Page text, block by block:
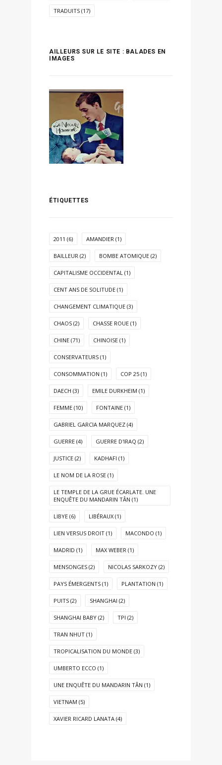
TRADUITS (17)
AILLEURS SUR LE SITE : BALADES EN
IMAGES
ÉTIQUETTES
2011 (6) AMANDIER (1)
BAILLEUR (2) BOMBE ATOMIQUE (2)
CAPITALISME OCCIDENTAL (1)
CENT ANS DE SOLITUDE (1)
CHANGEMENT CLIMATIQUE (3)
CHAOS (2) CHASSE ROUE (1)
CHINE (71) CHINOISE (1)
CONSERVATEURS (1)
CONSOMMATION (1) COP 25 (1)
DAECH (3) EMILE DURKHEIM (1)
FEMME (10) FONTAINE (1)
GABRIEL GARCIA MARQUEZ (4)
GUERRE (4) GUERRE D'IRAQ (2)
JUSTICE (2) KADHAFI (1)
LE NOM DE LA ROSE (1)
LE TEMPLE DE LA GRUE ÉCARLATE. UNE
ENQUÊTE DU MANDARIN TÂN (1)
LIBYE (6) LIBÉRAUX (1)
LIEN VERSUS DROIT (1) MACONDO (1)
MADRID (1) MAX WEBER (1)
MENSONGES (2) NICOLAS SARKOZY (2)
PAYS ÉMERGENTS (1) PLANTATION (1)
PUITS (2) SHANGHAI (2)
SHANGHAI BABY (2) TPI (2)
TRAN NHUT (1)
TROPICALISATION DU MONDE (3)
UMBERTO ECCO (1)
UNE ENQUÊTE DU MANDARIN TÂN (1)
VIETNAM (5)
XAVIER RICARD LANATA (4)